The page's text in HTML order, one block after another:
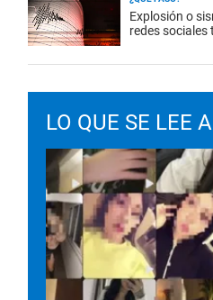
Explosión o
redes sociales
LO QUE SE LEE